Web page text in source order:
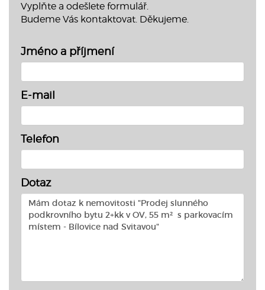
Vyplňte a odešlete formulář.
Budeme Vás kontaktovat. Děkujeme.
Jméno a příjmení
E-mail
Telefon
Dotaz